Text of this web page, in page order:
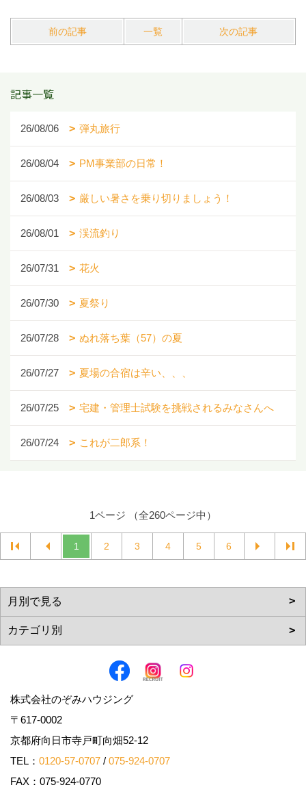
前の記事 一覧 次の記事
記事一覧
26/08/06 弾丸旅行
26/08/04 PM事業部の日常！
26/08/03 厳しい暑さを乗り切りましょう！
26/08/01 渓流釣り
26/07/31 花火
26/07/30 夏祭り
26/07/28 ぬれ落ち葉（57）の夏
26/07/27 夏場の合宿は辛い、、、
26/07/25 宅建・管理士試験を挑戦されるみなさんへ
26/07/24 これが二郎系！
1ページ （全260ページ中）
1 2 3 4 5 6
株式会社のぞみハウジング
〒617-0002
京都府向日市寺戸町向畑52-12
TEL： 0120-57-0707 / 075-924-0707
FAX：075-924-0770